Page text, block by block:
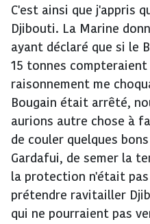
C'est ainsi que j'appris
Djibouti. La Marine
ayant déclaré que si le
15 tonnes
raisonnement me
Bougain était arrêté,
aurions autre chose à
de couler quelques
Gardafui, de semer la
la protection n'était
prétendre ravitailler
qui ne pourraient pas